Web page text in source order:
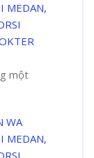
MEDAN,
một
WA
MEDAN,